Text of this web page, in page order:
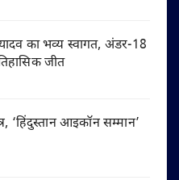
का भव्य स्वागत, अंडर-18
जीत
‘हिंदुस्तान आइकॉन सम्मान’